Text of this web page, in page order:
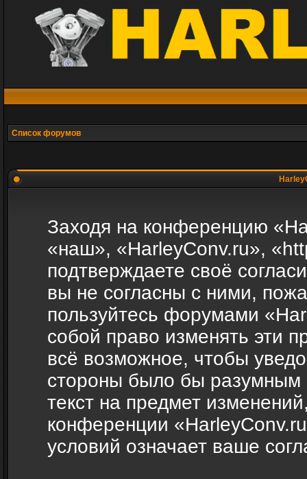
Список форумов
Заходя на конференцию
«наш», «HarleyConv.ru»,
подтверждаете своё
вы не согласны с ними,
пользуйтесь форумами
собой право изменять эти
всё возможное, чтобы
стороны было бы разумным
текст на предмет
конференции
условий означает ваше